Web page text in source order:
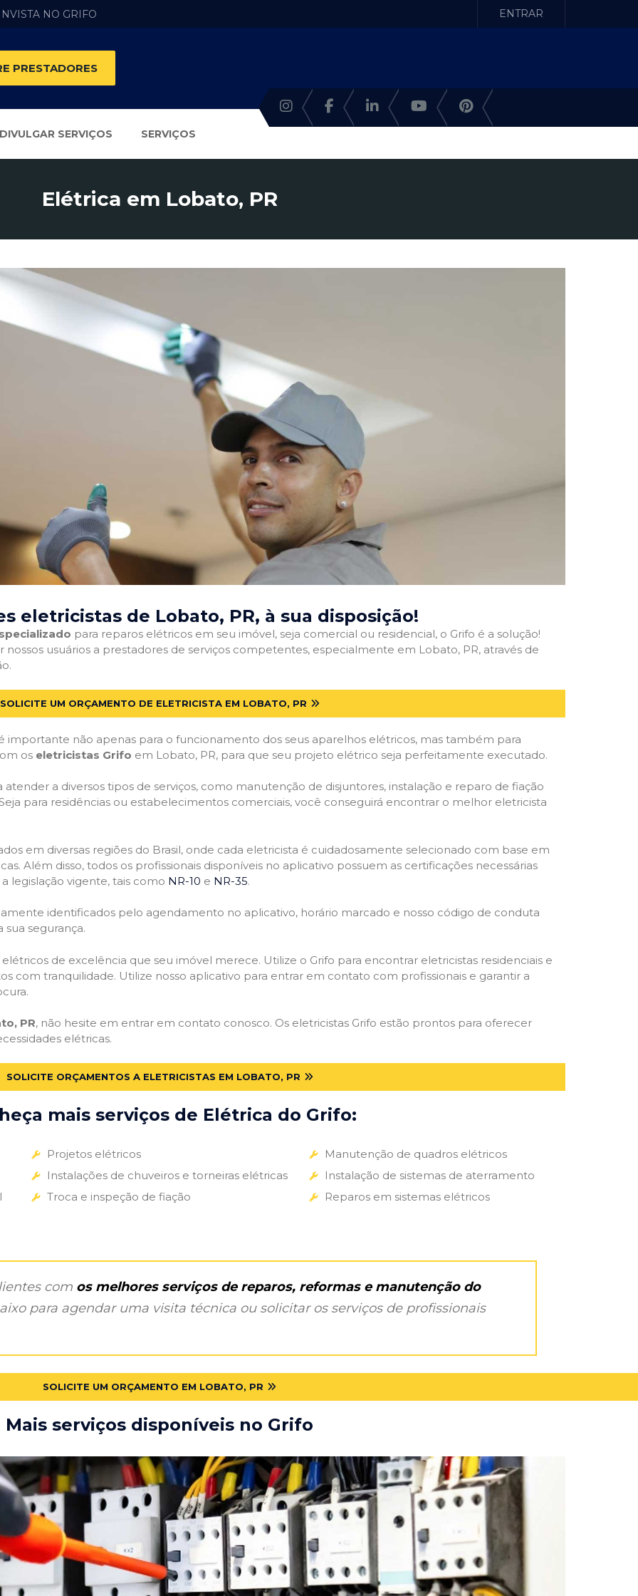
NO GRIFO ENTRAR
PRESTADORES
DIVULGAR SERVIÇOS SERVIÇOS
Elétrica em Lobato, PR
eletricistas de Lobato, PR, à sua disposição!
para reparos elétricos em seu imóvel, seja comercial ou residencial, o Grifo é a solução!
usuários a prestadores de serviços competentes, especialmente em Lobato, PR, através de
SOLICITE UM ORÇAMENTO DE ELETRICISTA EM LOBATO, PR
não apenas para o funcionamento dos seus aparelhos elétricos, mas também para
os eletricistas Grifo em Lobato, PR, para que seu projeto elétrico seja perfeitamente executado.
a diversos tipos de serviços, como manutenção de disjuntores, instalação e reparo de fiação
para residências ou estabelecimentos comerciais, você conseguirá encontrar o melhor eletricista
em diversas regiões do Brasil, onde cada eletricista é cuidadosamente selecionado com base em
Além disso, todos os profissionais disponíveis no aplicativo possuem as certificações necessárias
legislação vigente, tais como NR-10 e NR-35.
identificados pelo agendamento no aplicativo, horário marcado e nosso código de conduta
segurança.
de excelência que seu imóvel merece. Utilize o Grifo para encontrar eletricistas residenciais e
com tranquilidade. Utilize nosso aplicativo para entrar em contato com profissionais e garantir a
PR, não hesite em entrar em contato conosco. Os eletricistas Grifo estão prontos para oferecer
elétricas.
SOLICITE ORÇAMENTOS A ELETRICISTAS EM LOBATO, PR
mais serviços de Elétrica do Grifo:
Projetos elétricos
Instalações de chuveiros e torneiras elétricas
Troca e inspeção de fiação
Manutenção de quadros elétricos
Instalação de sistemas de aterramento
Reparos em sistemas elétricos
com os melhores serviços de reparos, reformas e manutenção do
para agendar uma visita técnica ou solicitar os serviços de profissionais
SOLICITE UM ORÇAMENTO EM LOBATO, PR
Mais serviços disponíveis no Grifo